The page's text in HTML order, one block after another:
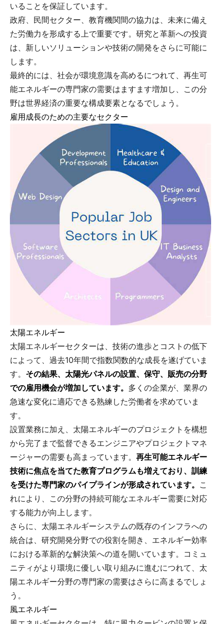
いることを保証しています。
政府、民間セクター、教育機関間の協力は、未来に備え
た労働力を形成する上で重要です。研究と革新への投資
は、新しいソリューションや技術の開発をさらに可能に
します。
最終的には、社会が環境意識を高めるにつれて、再生可
能エネルギーの専門家の需要はますます増加し、この分
野は世界経済の重要な構成要素となるでしょう。
雇用成長のための主要なセクター
太陽エネルギー
太陽エネルギーセクターは、技術の進歩とコストの低下
によって、過去10年間で指数関数的な成長を遂げていま
す。 その結果、太陽光パネルの設置、保守、販売の分野
での雇用機会が増加しています。 多くの企業が、業界の
急速な変化に適応できる熟練した労働者を求めていま
す。
設置業務に加え、太陽エネルギーのプロジェクトを構想
から完了まで監督できるエンジニアやプロジェクトマネ
ージャーの需要も高まっています。 再生可能エネルギー
技術に焦点を当てた教育プログラムも増えており、訓練
を受けた専門家のパイプラインが形成されています。 こ
れにより、この分野の持続可能なエネルギー需要に対応
する能力が向上します。
さらに、太陽エネルギーシステムの既存のインフラへの
統合は、研究開発分野での役割を開き、エネルギー効率
における革新的な解決策への道を開いています。コミュ
ニティがより環境に優しい取り組みに進むにつれて、太
陽エネルギー分野の専門家の需要はさらに高まるでしょ
う。
風エネルギー